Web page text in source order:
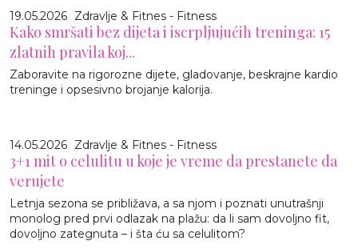
19.05.2026 Zdravlje & Fitnes - Fitness
Kako smršati bez dijeta i iscrpljujućih treninga: 15
zlatnih pravila koj...
Zaboravite na rigorozne dijete, gladovanje, beskrajne kardio
treninge i opsesivno brojanje kalorija.
14.05.2026 Zdravlje & Fitnes - Fitness
3+1 mit o celulitu u koje je vreme da prestanete da
verujete
Letnja sezona se približava, a sa njom i poznati unutrašnji
monolog pred prvi odlazak na plažu: da li sam dovoljno fit,
dovoljno zategnuta – i šta ću sa celulitom?